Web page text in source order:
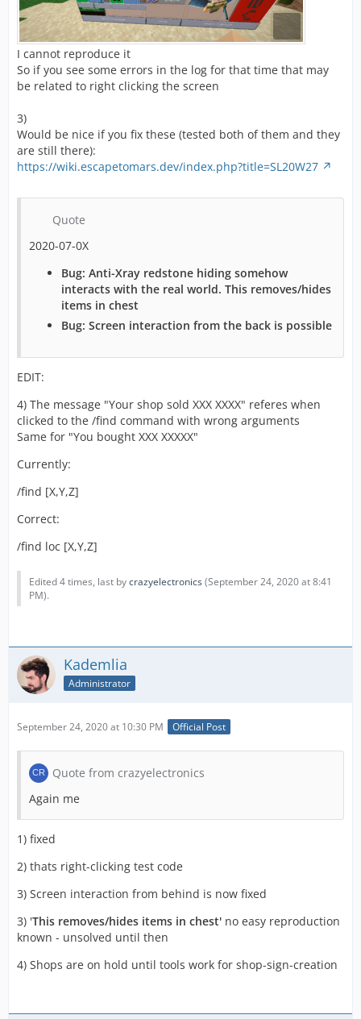
I cannot reproduce it
So if you see some errors in the log for that time that may
be related to right clicking the screen
3)
Would be nice if you fix these (tested both of them and they
are still there):
https://wiki.escapetomars.dev/index.php?title=SL20W27
Quote
2020-07-0X
Bug: Anti-Xray redstone hiding somehow
interacts with the real world. This removes/hides
items in chest
Bug: Screen interaction from the back is possible
EDIT:
4) The message "Your shop sold XXX XXXX" referes when
clicked to the /find command with wrong arguments
Same for "You bought XXX XXXXX"
Currently:
/find [X,Y,Z]
Correct:
/find loc [X,Y,Z]
Edited 4 times, last bycrazyelectronics(September 24, 2020 at 8:41
PM).
Kademlia
Administrator
September 24, 2020 at 10:30 PM Official Post
Quote from crazyelectronics
Again me
1) fixed
2) thats right-clicking test code
3) Screen interaction from behind is now fixed
3) 'This removes/hides items in chest' no easy reproduction
known - unsolved until then
4) Shops are on hold until tools work for shop-sign-creation